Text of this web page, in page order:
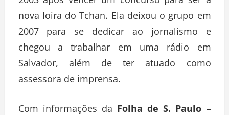
nova loira do Tchan. Ela deixou o grupo em
2007 para se dedicar ao jornalismo e
chegou a trabalhar em uma rádio em
Salvador, além de ter atuado como
assessora de imprensa.
Com informações da Folha de S. Paulo –